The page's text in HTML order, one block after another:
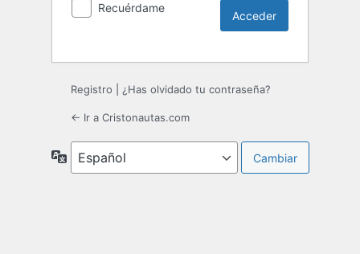
Recuérdame
Registro ¿Has olvidado tu contraseña?
← Ir a Cristonautas.com
Idioma